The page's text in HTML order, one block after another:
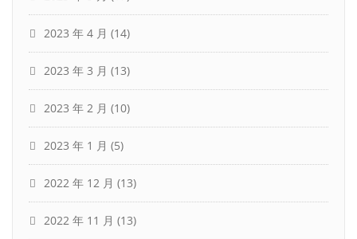
2023 年 4 月 (14)
2023 年 3 月 (13)
2023 年 2 月 (10)
2023 年 1 月 (5)
2022 年 12 月 (13)
2022 年 11 月 (13)